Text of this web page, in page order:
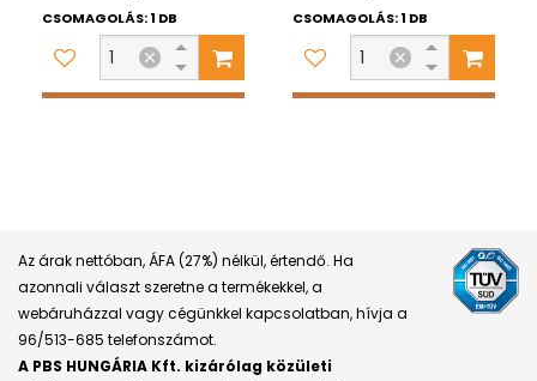
CSOMAGOLÁS: 1 DB CSOMAGOLÁS: 1 DB
Az árak nettóban, ÁFA (27%) nélkül, értendő. Ha
azonnali választ szeretne a termékekkel, a
webáruházzal vagy cégünkkel kapcsolatban, hívja a
96/513-685 telefonszámot.
A PBS HUNGÁRIA Kft. kizárólag közületi